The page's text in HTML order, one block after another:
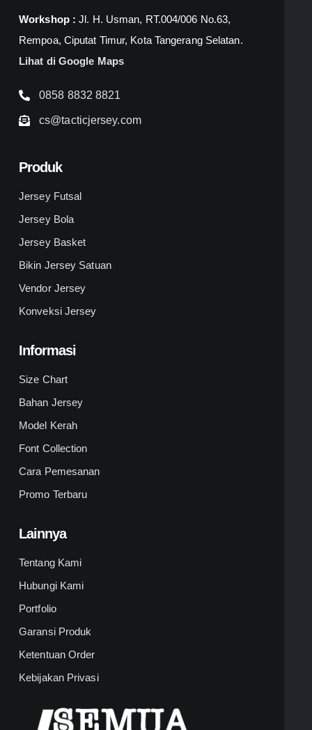
Workshop :Jl. H. Usman, RT.004/006 No.63,
Rempoa, Ciputat Timur, Kota Tangerang Selatan.
Lihat di Google Maps
0858 8832 8821
cs@tacticjersey.com
Produk
Jersey Futsal
Jersey Bola
Jersey Basket
Bikin Jersey Satuan
Vendor Jersey
Konveksi Jersey
Informasi
Size Chart
Bahan Jersey
Model Kerah
Font Collection
Cara Pemesanan
Promo Terbaru
Lainnya
Tentang Kami
Hubungi Kami
Portfolio
Garansi Produk
Ketentuan Order
Kebijakan Privasi